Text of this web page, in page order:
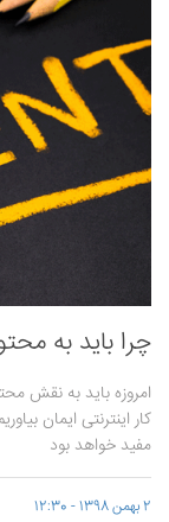
چرا باید به
امروزه باید به نقش
کار اینترنتی‌ ایمان
مفید خواهد بود
2 بهمن 1398 - 12:30